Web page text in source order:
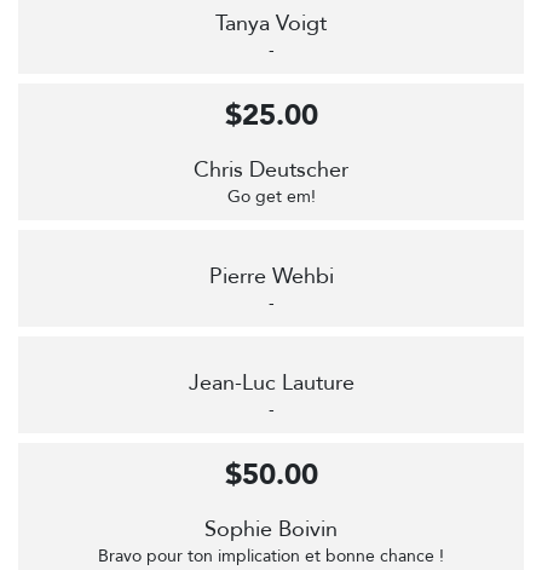
Tanya Voigt
-
Chris Deutscher
Go get em!
$25.00
Pierre Wehbi
-
Jean-Luc Lauture
-
Sophie Boivin
Bravo pour ton implication et bonne chance !
$50.00